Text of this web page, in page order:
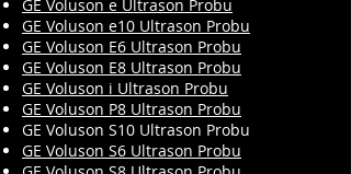
GE Voluson e Ultrason Probu
GE Voluson e10 Ultrason Probu
GE Voluson E6 Ultrason Probu
GE Voluson E8 Ultrason Probu
GE Voluson i Ultrason Probu
GE Voluson P8 Ultrason Probu
GE Voluson S10 Ultrason Probu
GE Voluson S6 Ultrason Probu